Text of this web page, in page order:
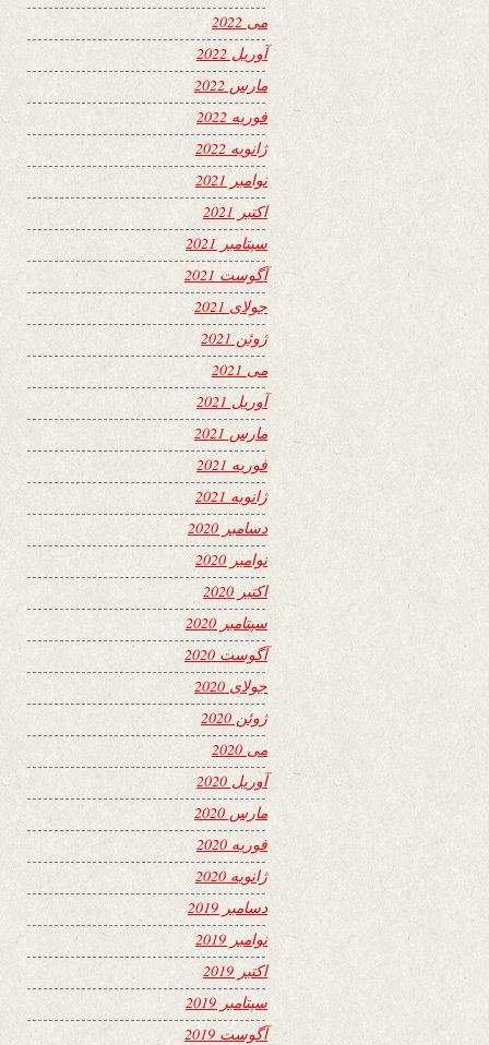
می 2022
آوریل 2022
مارس 2022
فوریه 2022
ژانویه 2022
نوامبر 2021
اکتبر 2021
سپتامبر 2021
آگوست 2021
جولای 2021
ژوئن 2021
می 2021
آوریل 2021
مارس 2021
فوریه 2021
ژانویه 2021
دسامبر 2020
نوامبر 2020
اکتبر 2020
سپتامبر 2020
آگوست 2020
جولای 2020
ژوئن 2020
می 2020
آوریل 2020
مارس 2020
فوریه 2020
ژانویه 2020
دسامبر 2019
نوامبر 2019
اکتبر 2019
سپتامبر 2019
آگوست 2019